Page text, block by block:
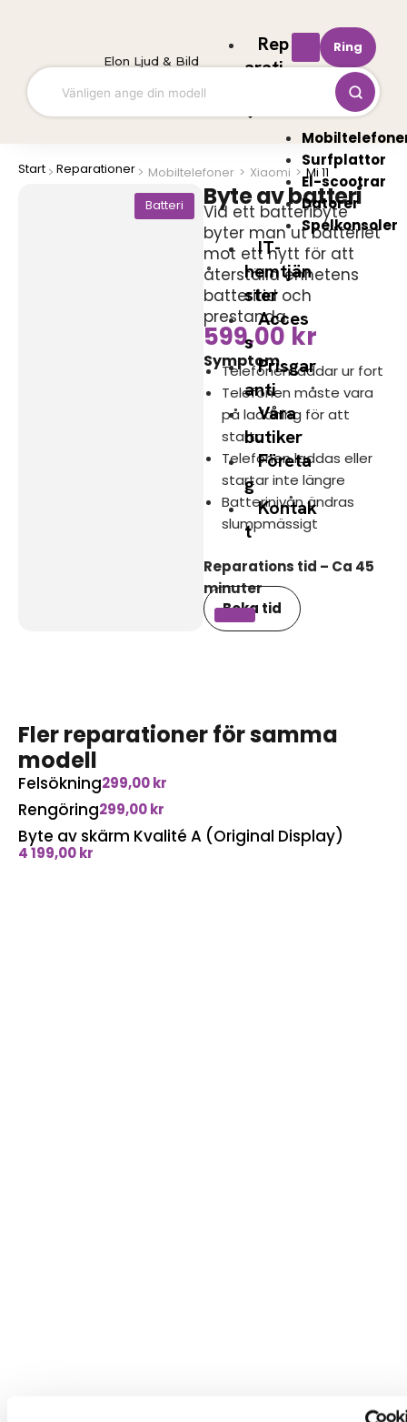
Elon Ljud & Bild
Rep
arati
Surfplattor
El-scootrar
Datorer
Spelkonsoler
IT-
hemtjän
ster
Acces
s
Prisgar
anti
Våra
butiker
Företa
g
Kontak
t
Ring
Start Reparationer Mobiltelefoner > Xiaomi >Mi 11
Batteri
Byte av batteri
Vid ett batteribyte
byter man ut batteriet
mot ett nytt för att
återställa enhetens
batteritid och
prestanda.
599,00 kr
Symptom
Telefonen laddar ur fort
Telefonen måste vara
på laddning för att
starta
Telefonen laddas eller
startar inte längre
Batterinivån ändras
slumpmässigt
Reparations tid – Ca 45
minuter
Boka tid
Fler reparationer för samma
modell
Felsökning299,00kr
Rengöring299,00kr
Byte av skärm Kvalité A (Original Display)
4 199,00kr